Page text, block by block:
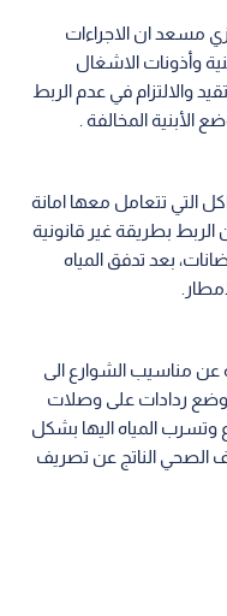
مسعد ان الاجراءات
وأذونات الاشغال
والالتزام في عدم الربط
المخالفة .
التي تتعامل معها امانة
بطريقة غير قانونية
بعد تدفق المياه
عن مناسيب الشوارع الى
ردادات على وصلات
وتسرب المياه اليها بشكل
الناتج عن تصريف